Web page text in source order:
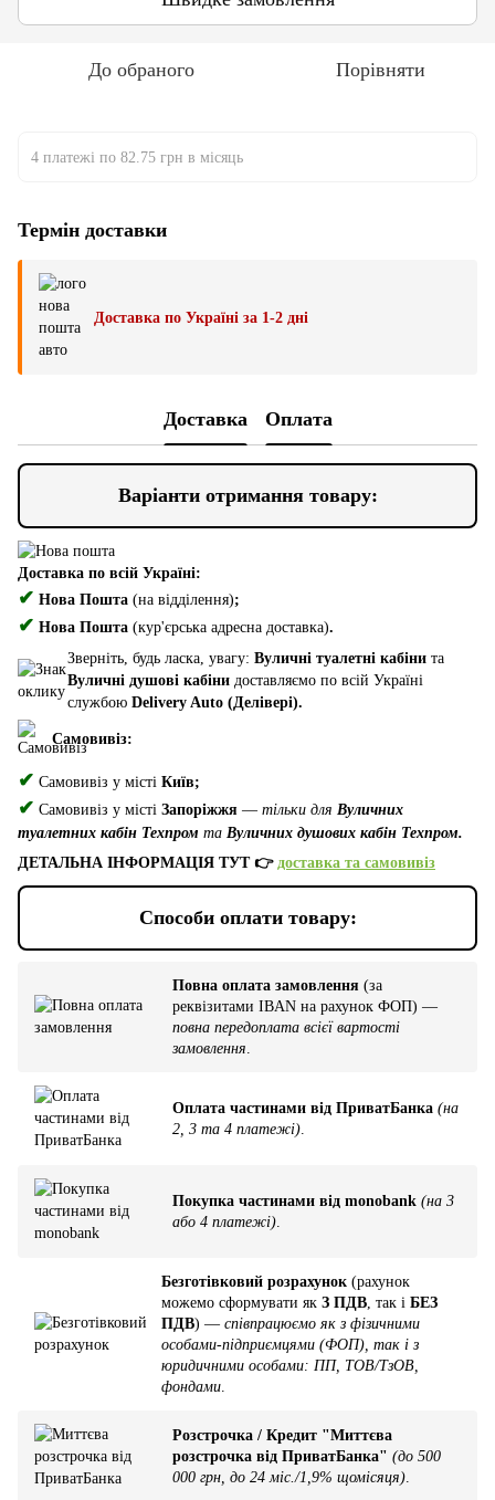
До обраного Порівняти
4 платежі по 82.75 грн в місяць
Термін доставки
Доставка по Україні за 1-2 дні
Доставка Оплата
Варіанти отримання товару:
Доставка по всій Україні:
✔ Нова Пошта (на відділення);
✔ Нова Пошта (кур'єрська адресна доставка).
Зверніть, будь ласка, увагу: Вуличні туалетні кабіни та
Вуличні душові кабіни доставляємо по всій Україні
службою Delivery Auto (Делівері).
Самовивіз:
✔ Самовивіз у місті Київ;
✔ Самовивіз у місті Запоріжжя — тільки для Вуличних
туалетних кабін Техпром та Вуличних душових кабін Техпром.
ДЕТАЛЬНА ІНФОРМАЦІЯ ТУТ 👉 доставка та самовивіз
Способи оплати товару:
Повна оплата замовлення (за
реквізитами IBAN на рахунок ФОП) —
повна передоплата всієї вартості
замовлення
Оплата частинами від ПриватБанка (на
2, 3 та 4 платежі)
Покупка частинами від monobank (на 3
або 4 платежі)
Безготівковий розрахунок (рахунок
можемо сформувати як З ПДВ , так і БЕЗ
ПДВ) — співпрацюємо як з фізичними
особами-підприємцями (ФОП), так і з
юридичними особами: ПП, ТОВ/ТзОВ,
фондами
Розстрочка / Кредит "Миттєва
розстрочка від ПриватБанка" (до 500
000 грн, до 24 міс./1,9% щомісяця).